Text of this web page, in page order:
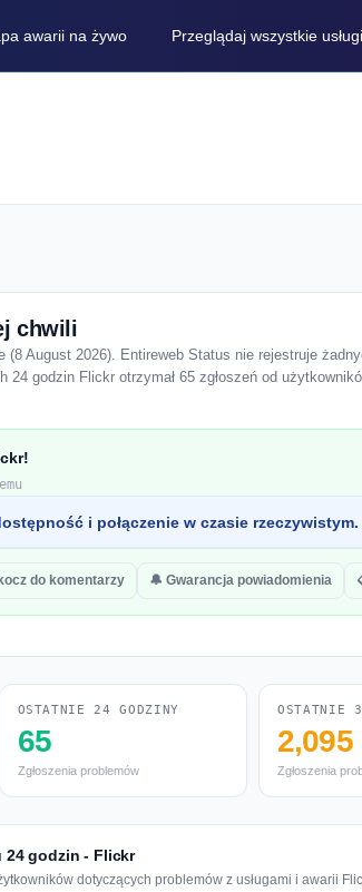
awarii na żywo Przeglądaj wszystkie usługi
chwili
(8 August 2026). Entireweb Status nie rejestruje
24 godzin Flickr otrzymał 65 zgłoszeń od
i połączenie w czasie rzeczywistym.
do komentarzy 🔔 Gwarancja powiadomienia
OSTATNIE 24 GODZINY
65
Zgłoszenia problemów
OSTATNIE
2,095
Zgłoszenia
24 godzin - Flickr
dotyczących problemów z usługami i awarii